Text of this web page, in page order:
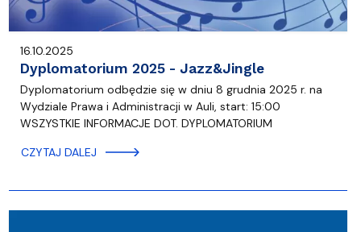
16.10.2025
Dyplomatorium 2025 - Jazz&Jingle
Dyplomatorium odbędzie się w dniu 8 grudnia 2025 r. na
Wydziale Prawa i Administracji w Auli, start: 15:00
WSZYSTKIE INFORMACJE DOT. DYPLOMATORIUM
CZYTAJ DALEJ